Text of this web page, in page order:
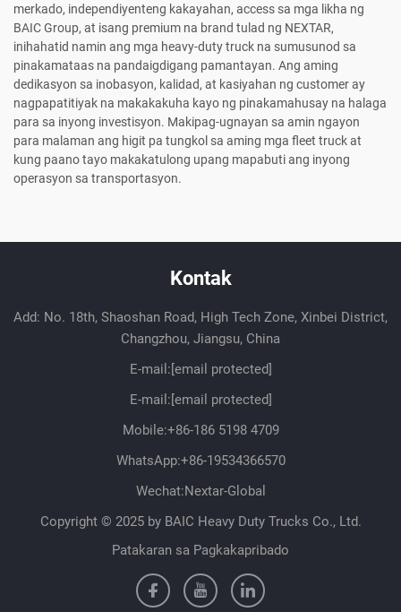
merkado, independiyenteng kakayahan, access sa mga likha ng
BAIC Group, at isang premium na brand tulad ng NEXTAR,
inihahatid namin ang mga heavy-duty truck na sumusunod sa
pinakamataas na pandaigdigang pamantayan. Ang aming
dedikasyon sa inobasyon, kalidad, at kasiyahan ng customer ay
nagpapatitiyak na makakakuha kayo ng pinakamahusay na halaga
para sa inyong investisyon. Makipag-ugnayan sa amin ngayon
para malaman ang higit pa tungkol sa aming mga fleet truck at
kung paano tayo makakatulong upang mapabuti ang inyong
operasyon sa transportasyon.
Kontak
Add: No. 18th, Shaoshan Road, High Tech Zone, Xinbei District,
Changzhou, Jiangsu, China
E-mail:[email protected]
E-mail:[email protected]
Mobile:+86-186 5198 4709
WhatsApp:+86-19534366570
Wechat:Nextar-Global
Copyright © 2025 by BAIC Heavy Duty Trucks Co., Ltd.
Patakaran sa Pagkakapribado